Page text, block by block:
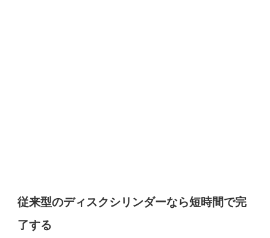
従来型のディスクシリンダーなら短時間で完
了する